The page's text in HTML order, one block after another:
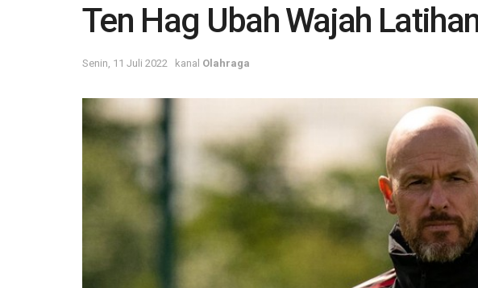
Ten Hag Ubah Wajah
Senin, 11 Juli 2022 kanal Olahraga